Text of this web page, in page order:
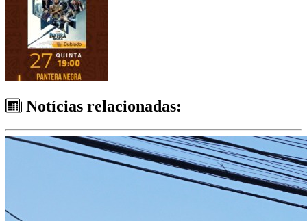
Notícias relacionadas: